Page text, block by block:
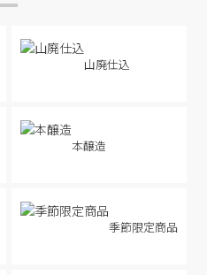
山廃仕込
本醸造
季節限定商品